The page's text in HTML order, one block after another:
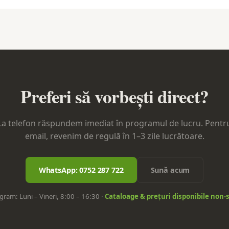
Preferi să vorbești direct?
telefon răspundem imediat în programul de lucru.
email, revenim de regulă în 1–3 zile lucrătoare.
WhatsApp: 0752 287 722 Sună acum
Luni – Vineri, 8:00 – 16:30 · Cataloage & prețuri disponibile non-